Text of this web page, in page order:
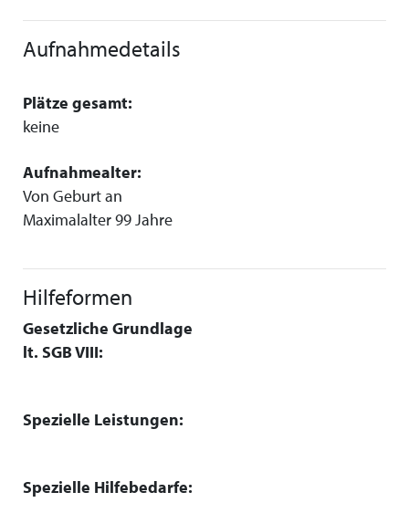
Aufnahmedetails
Plätze gesamt:
keine
Aufnahmealter:
Von Geburt an
Maximalalter 99 Jahre
Hilfeformen
Gesetzliche Grundlage
lt. SGB VIII:
Spezielle Leistungen:
Spezielle Hilfebedarfe: